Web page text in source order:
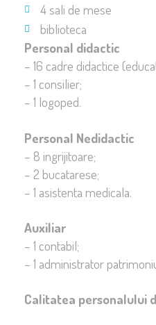
4 sali de mese
biblioteca
Personal didactic
– 16 cadre didactice
– 1 consilier;
– 1 logoped.
Personal Nedidactic
– 8 ingrijitoare;
– 2 bucatarese;
– 1 asistenta medicala.
Auxiliar
– 1 contabil;
– 1 administrator
Calitatea personalului